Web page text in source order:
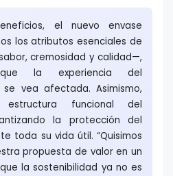
el nuevo envase
los atributos esenciales de
cremosidad y calidad—,
que la experiencia del
se vea afectada. Asimismo,
funcional del
la protección del
toda su vida útil. “Quisimos
propuesta de valor en un
la sostenibilidad ya no es